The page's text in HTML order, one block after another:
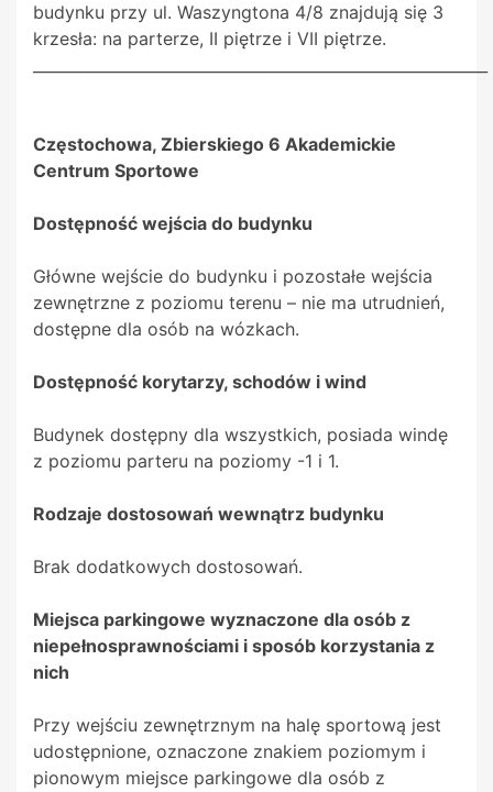
budynku przy ul. Waszyngtona 4/8 znajdują się 3
krzesła: na parterze, II piętrze i VII piętrze.
Częstochowa, Zbierskiego 6 Akademickie
Centrum Sportowe
Dostępność wejścia do budynku
Główne wejście do budynku i pozostałe wejścia
zewnętrzne z poziomu terenu – nie ma utrudnień,
dostępne dla osób na wózkach.
Dostępność korytarzy, schodów i wind
Budynek dostępny dla wszystkich, posiada windę
z poziomu parteru na poziomy -1 i 1.
Rodzaje dostosowań wewnątrz budynku
Brak dodatkowych dostosowań.
Miejsca parkingowe wyznaczone dla osób z
niepełnosprawnościami i sposób korzystania z
nich
Przy wejściu zewnętrznym na halę sportową jest
udostępnione, oznaczone znakiem poziomym i
pionowym miejsce parkingowe dla osób z